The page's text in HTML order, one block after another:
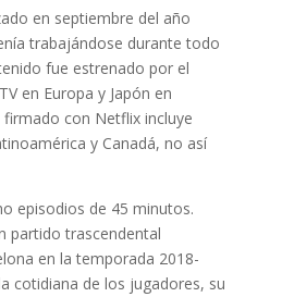
en septiembre del año
trabajándose durante todo
fue estrenado por el
en Europa y Japón en
con Netflix incluye
y Canadá, no así
episodios de 45 minutos.
partido trascendental
en la temporada 2018-
cotidiana de los jugadores, su